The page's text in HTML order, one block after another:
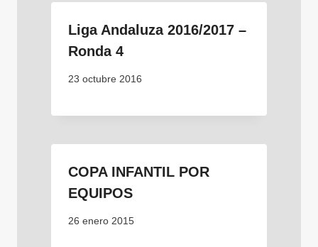
Liga Andaluza 2016/2017 –
Ronda 4
23 octubre 2016
COPA INFANTIL POR
EQUIPOS
26 enero 2015